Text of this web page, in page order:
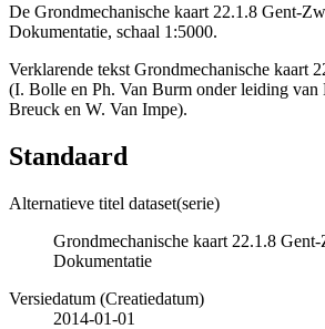
De Grondmechanische kaart 22.1.8 Gent-
Dokumentatie, schaal 1:5000.
Verklarende tekst Grondmechanische kaart
(I. Bolle en Ph. Van Burm onder leiding van
Breuck en W. Van Impe).
Standaard
Alternatieve titel dataset(serie)
Grondmechanische kaart 22.1.8
Dokumentatie
Versiedatum (Creatiedatum)
2014-01-01